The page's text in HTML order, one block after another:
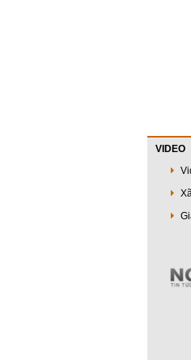
VIDEO